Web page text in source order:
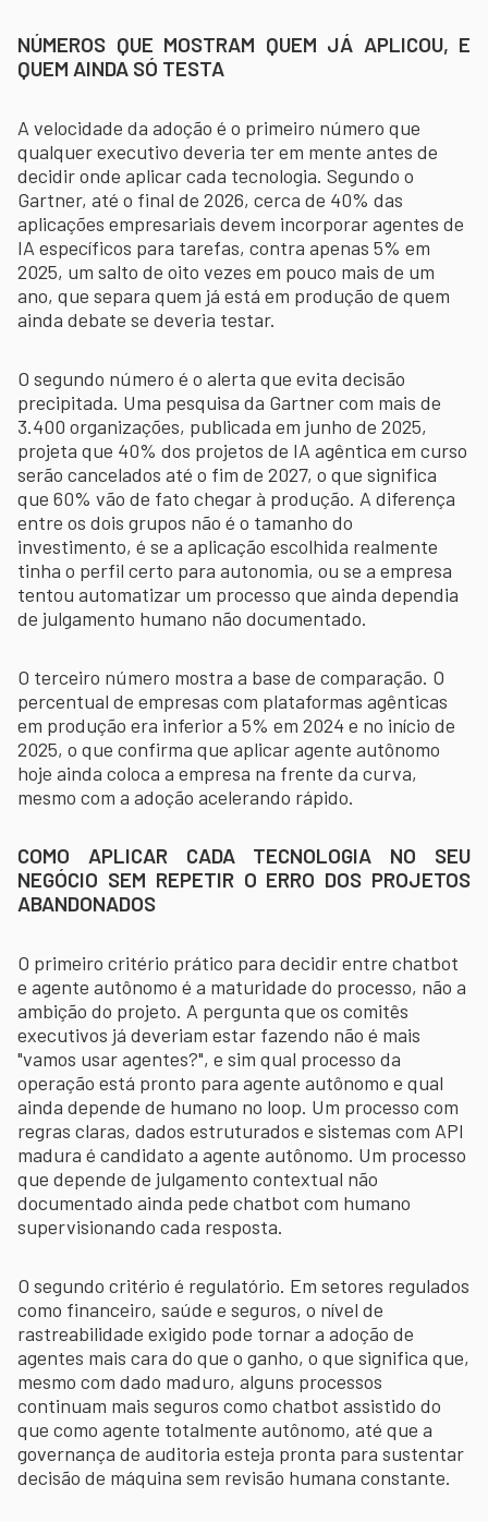
NÚMEROS QUE MOSTRAM QUEM JÁ APLICOU, E
QUEM AINDA SÓ TESTA
A velocidade da adoção é o primeiro número que
qualquer executivo deveria ter em mente antes de
decidir onde aplicar cada tecnologia. Segundo o
Gartner, até o final de 2026, cerca de 40% das
aplicações empresariais devem incorporar agentes de
IA específicos para tarefas, contra apenas 5% em
2025, um salto de oito vezes em pouco mais de um
ano, que separa quem já está em produção de quem
ainda debate se deveria testar.
O segundo número é o alerta que evita decisão
precipitada. Uma pesquisa da Gartner com mais de
3.400 organizações, publicada em junho de 2025,
projeta que 40% dos projetos de IA agêntica em curso
serão cancelados até o fim de 2027, o que significa
que 60% vão de fato chegar à produção. A diferença
entre os dois grupos não é o tamanho do
investimento, é se a aplicação escolhida realmente
tinha o perfil certo para autonomia, ou se a empresa
tentou automatizar um processo que ainda dependia
de julgamento humano não documentado.
O terceiro número mostra a base de comparação. O
percentual de empresas com plataformas agênticas
em produção era inferior a 5% em 2024 e no início de
2025, o que confirma que aplicar agente autônomo
hoje ainda coloca a empresa na frente da curva,
mesmo com a adoção acelerando rápido.
COMO APLICAR CADA TECNOLOGIA NO SEU
NEGÓCIO SEM REPETIR O ERRO DOS PROJETOS
ABANDONADOS
O primeiro critério prático para decidir entre chatbot
e agente autônomo é a maturidade do processo, não a
ambição do projeto. A pergunta que os comitês
executivos já deveriam estar fazendo não é mais
"vamos usar agentes?", e sim qual processo da
operação está pronto para agente autônomo e qual
ainda depende de humano no loop. Um processo com
regras claras, dados estruturados e sistemas com API
madura é candidato a agente autônomo. Um processo
que depende de julgamento contextual não
documentado ainda pede chatbot com humano
supervisionando cada resposta.
O segundo critério é regulatório. Em setores regulados
como financeiro, saúde e seguros, o nível de
rastreabilidade exigido pode tornar a adoção de
agentes mais cara do que o ganho, o que significa que,
mesmo com dado maduro, alguns processos
continuam mais seguros como chatbot assistido do
que como agente totalmente autônomo, até que a
governança de auditoria esteja pronta para sustentar
decisão de máquina sem revisão humana constante.